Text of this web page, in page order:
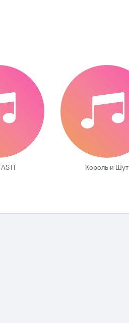
Король и Шут